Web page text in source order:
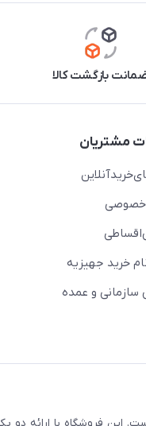
بازگشت کالا
مشتریان
خصوصی
خرید جهیزیه
و عمده